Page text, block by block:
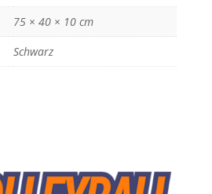
75 × 40 × 10 cm
Schwarz